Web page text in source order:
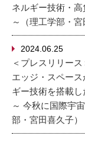
ネルギー技術・
～（理工学部・宮
2024.06.25
＜プレスリリー
エッジ・スペー
ギー技術を搭載
～ 今秋に国際宇
部・宮田喜久子）